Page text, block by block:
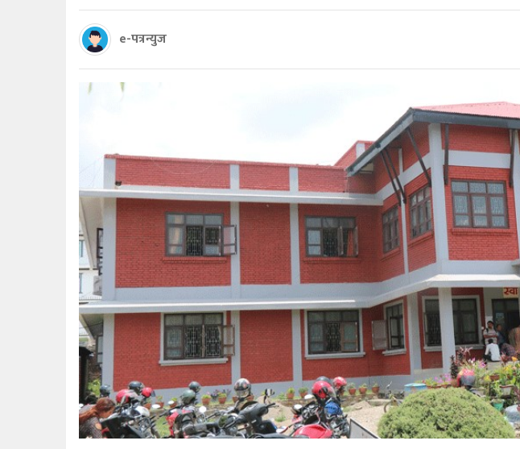
e-पत्रन्युज